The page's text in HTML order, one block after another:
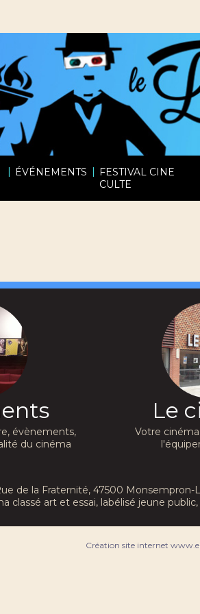
| ÉVÉNEMENTS | FESTIVAL CINE
CULTE
évènements,
du cinéma
Le
Votre
de la Fraternité, 47500 Monsempron-
classé art et essai, labélisé jeune
Création site internet